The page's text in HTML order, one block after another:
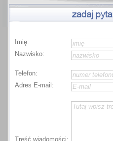
Imię:
Nazwisko:
Telefon:
Adres E-mail:
Treść wiadomości: